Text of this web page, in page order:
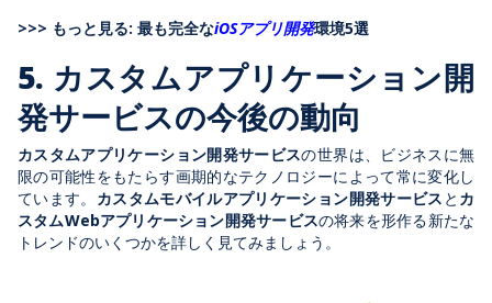
>>> もっと見る: 最も完全なiOSアプリ開発環境5選
5. カスタムアプリケーション開
発サービスの今後の動向
カスタムアプリケーション開発サービスの世界は、ビジネスに無
限の可能性をもたらす画期的なテクノロジーによって常に変化し
ています。 カスタムモバイルアプリケーション開発サービス と カ
スタムWebアプリケーション開発サービスの将来を形作る新たな
トレンドのいくつかを詳しく見てみましょう。